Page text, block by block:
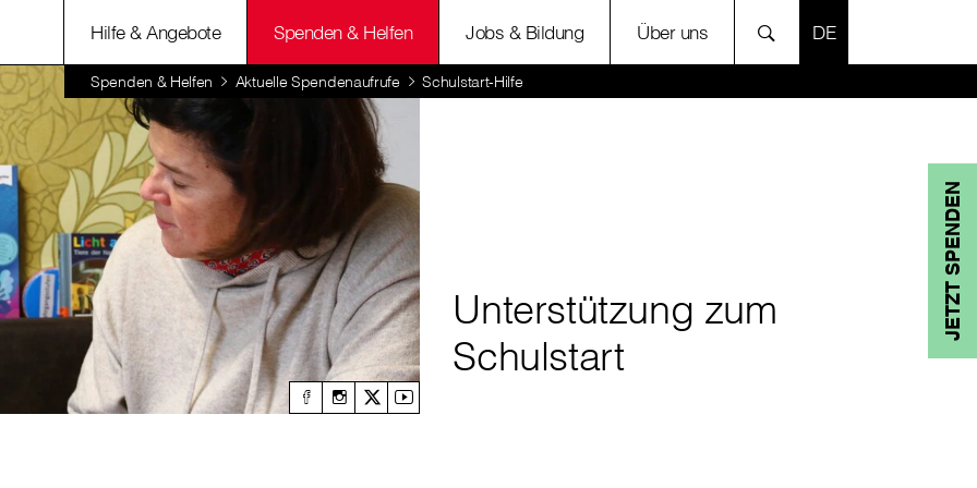
Hilfe & Angebote Spenden & Helfen Jobs & Bildung Über uns SPRACHE
Spenden & Helfen Aktuelle Spendenaufrufe Schulstart-Hilfe
JETZT SPENDEN
Unterstützung zum
Schulstart